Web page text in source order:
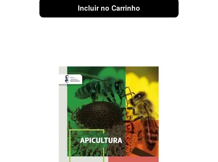
Incluir no Carrinho